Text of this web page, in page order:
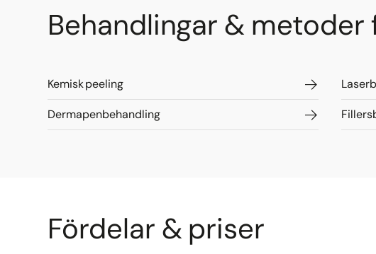
Behandlingar &
Kemisk peeling
Dermapenbehandling
Fördelar & priser